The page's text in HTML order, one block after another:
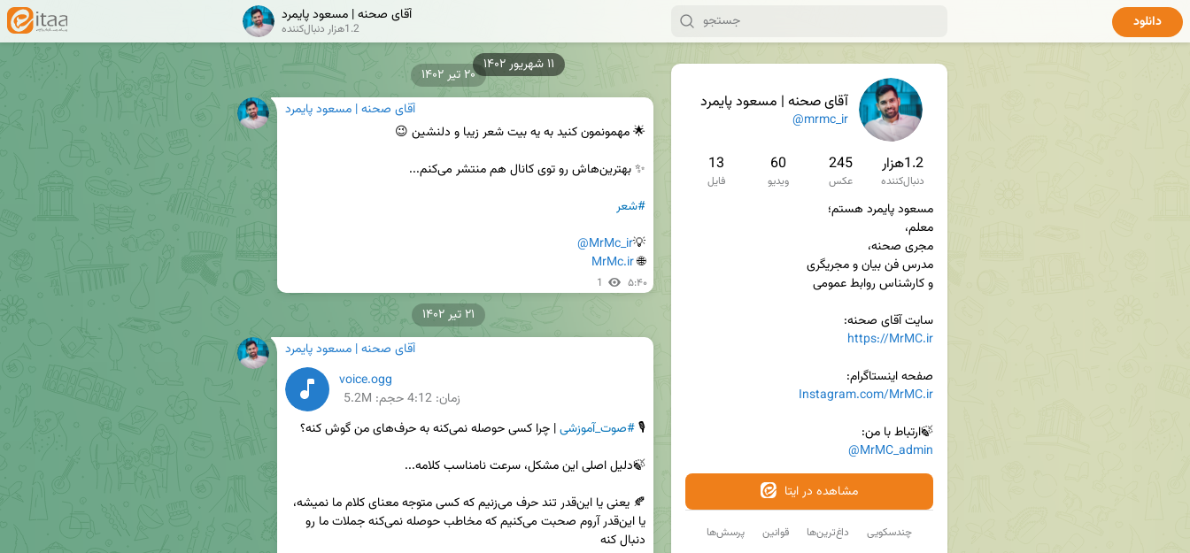
آقای صحنه | مسعود پایمرد
@mrmc_ir
1.2هزار
دنبال‌کننده
245
عکس
60
ویدیو
13
فایل
سایت آقای صحنه:
https://MrMC.ir
صفحه اینستاگرام:
Instagram.com/MrMC.ir
🍃ارتباط با من:
@MrMC_admin
مشاهده در ایتا
پرسش‌ها قوانین داغ‌ترین‌ها چندسکویی
آقای صحنه | مسعود پایمرد
1.2هزار دنبال‌کننده دانلود
آقای صحنه | مسعود پایمرد
#شعر
💡
@MrMc_ir
🌐
MrMc.ir
1 ۵:۴۰
۲۰ تیر ۱۴۰۲
آقای صحنه | مسعود پایمرد
voice.ogg
زمان: 4:12حجم: 5.2M
🎙 #صوت_آموزشی
۲۱ تیر ۱۴۰۲